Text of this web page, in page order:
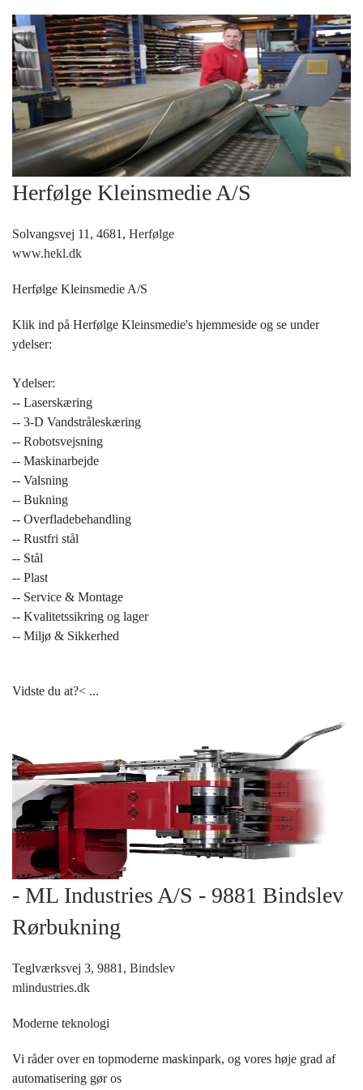
Herfølge Kleinsmedie A/S
Solvangsvej 11, 4681, Herfølge
www.hekl.dk
Herfølge Kleinsmedie A/S
Klik ind på Herfølge Kleinsmedie's hjemmeside og se under
ydelser:
Ydelser:
-- Laserskæring
-- 3-D Vandstråleskæring
-- Robotsvejsning
-- Maskinarbejde
-- Valsning
-- Bukning
-- Overfladebehandling
-- Rustfri stål
-- Stål
-- Plast
-- Service & Montage
-- Kvalitetssikring og lager
-- Miljø & Sikkerhed
Vidste du at?< ...
- ML Industries A/S - 9881 Bindslev
Rørbukning
Teglværksvej 3, 9881, Bindslev
mlindustries.dk
Moderne teknologi
Vi råder over en topmoderne maskinpark, og vores høje grad af
automatisering gør os